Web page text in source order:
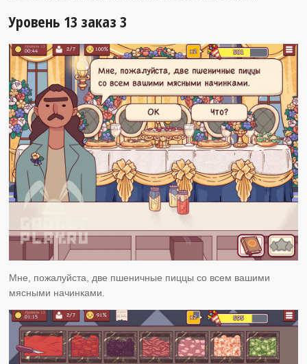
Уровень 13 заказ 3
Мне, пожалуйста, две пшеничные пиццы со всем вашими
мясными начинками.